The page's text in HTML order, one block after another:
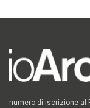
numero di iscrizione al